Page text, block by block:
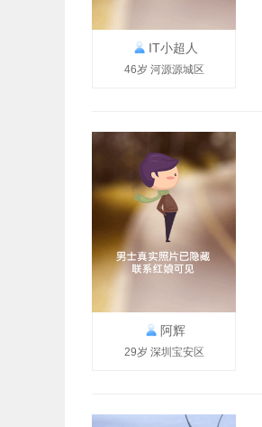
IT小超人
46岁 河源源城区
阿辉
29岁 深圳宝安区